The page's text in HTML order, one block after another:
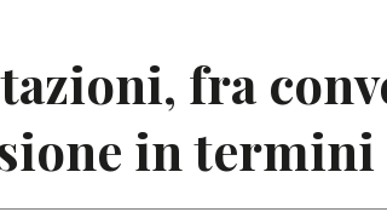
fra
in termini